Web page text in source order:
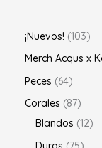
¡Nuevos! 103
Merch Acqus x
Peces
64
Corales
87
Blandos 12